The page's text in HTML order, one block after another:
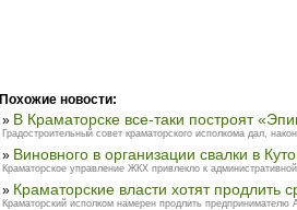
Похожие новости:
» В Краматорске все-таки построят
Градостроительный совет краматорского исполкома дал,
» Виновного в организации свалки в
Краматорское управление ЖКХ привлекло к
» Краматорские власти хотят продлить
Краматорский исполком намерен продлить